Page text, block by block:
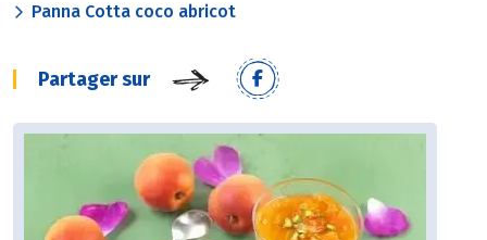
Panna Cotta coco abricot
Partager sur